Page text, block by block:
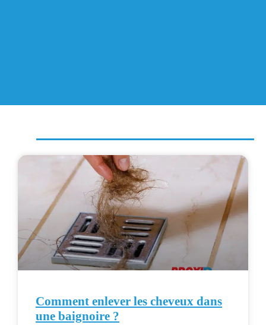
Comment enlever les cheveux dans
une baignoire ?